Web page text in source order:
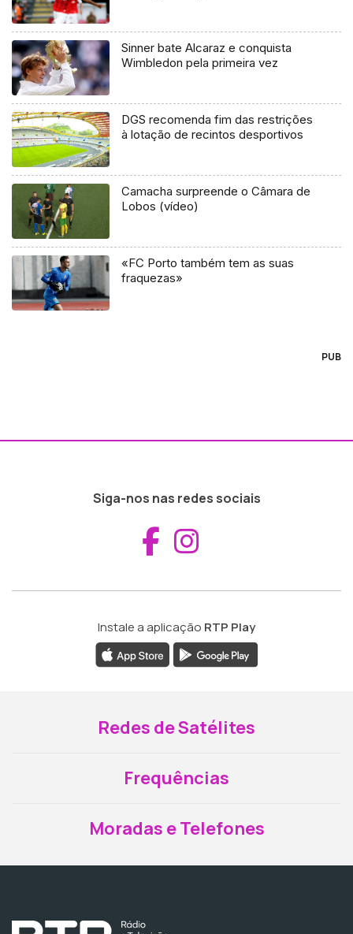
Sinner bate Alcaraz e conquista
Wimbledon pela primeira vez
DGS recomenda fim das restrições
à lotação de recintos desportivos
Camacha surpreende o Câmara de
Lobos (vídeo)
«FC Porto também tem as suas
fraquezas»
PUB
Siga-nos nas redes sociais
Aceder ao
Instale a aplicação RTP Play
Redes de Satélites
Frequências
Moradas e Telefones